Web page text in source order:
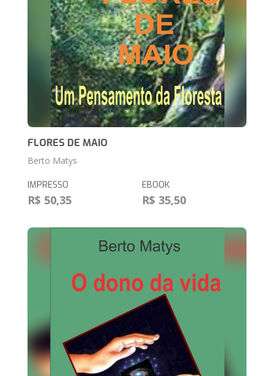
FLORES DE MAIO
Berto Matys
IMPRESSO
R$ 50,35
EBOOK
R$ 35,50